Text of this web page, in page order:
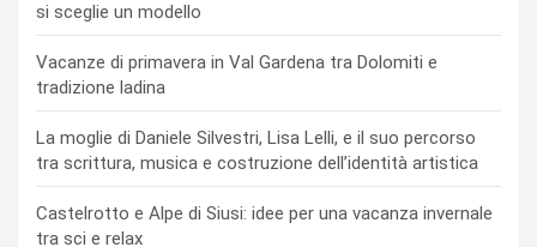
si sceglie un modello
Vacanze di primavera in Val Gardena tra Dolomiti e
tradizione ladina
La moglie di Daniele Silvestri, Lisa Lelli, e il suo percorso
tra scrittura, musica e costruzione dell’identità artistica
Castelrotto e Alpe di Siusi: idee per una vacanza invernale
tra sci e relax